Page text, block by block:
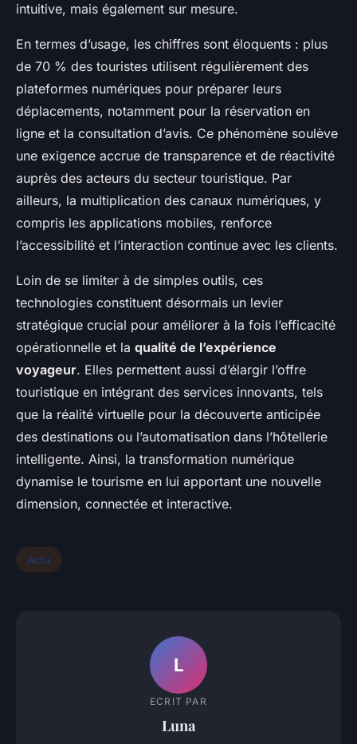
intuitive, mais également sur mesure.
En termes d’usage, les chiffres sont éloquents : plus
de 70 % des touristes utilisent régulièrement des
plateformes numériques pour préparer leurs
déplacements, notamment pour la réservation en
ligne et la consultation d’avis. Ce phénomène soulève
une exigence accrue de transparence et de réactivité
auprès des acteurs du secteur touristique. Par
ailleurs, la multiplication des canaux numériques, y
compris les applications mobiles, renforce
l’accessibilité et l’interaction continue avec les clients.
Loin de se limiter à de simples outils, ces
technologies constituent désormais un levier
stratégique crucial pour améliorer à la fois l’efficacité
opérationnelle et la qualité de l’expérience
voyageur. Elles permettent aussi d’élargir l’offre
touristique en intégrant des services innovants, tels
que la réalité virtuelle pour la découverte anticipée
des destinations ou l’automatisation dans l’hôtellerie
intelligente. Ainsi, la transformation numérique
dynamise le tourisme en lui apportant une nouvelle
dimension, connectée et interactive.
Actu
L
ECRIT PAR
Luna